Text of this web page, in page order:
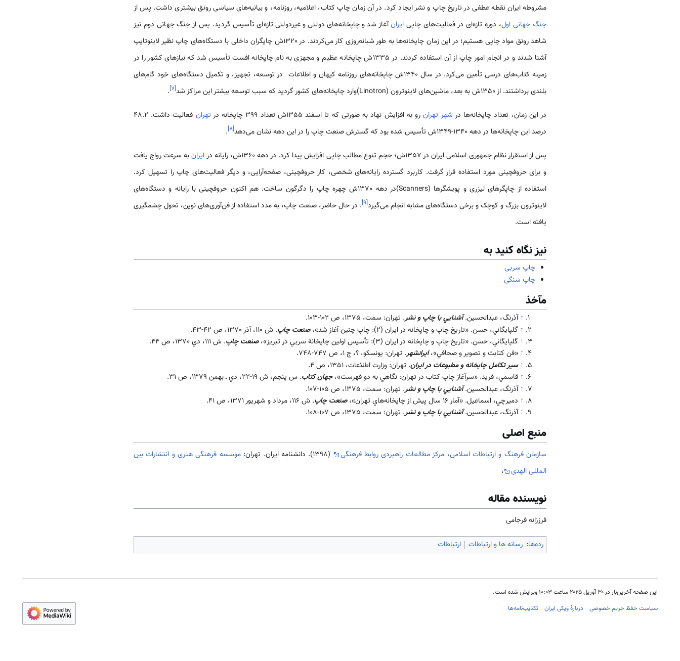
مشروطه ایران نقطه عطفی در تاریخ چاپ و نشر ایجاد کرد. در آن زمان چاپ کتاب، اعلامیه، روزنامه، و بیانیه‌های سیاسی رونق بیشتری داشت. پس از
جنگ جهانی اول، دوره تازه‌ای در فعالیت‌های چاپی ایرانآغاز شد و چاپخانه‌های دولتی و غیردولتی تازه‌ای تأسیس گردید. پس از جنگ جهانی دوم نیز
شاهد رونق مواد چاپی هستیم؛ در این زمان چاپخانه‌ها به طور شبانه‌روزی کار می‌کردند. در 1320ش چاپگران داخلی با دستگاه‌های چاپ نظیر لاینوتایپ
آشنا شدند و در انجام امور چاپ از آن استفاده کردند. در 1335ش چاپخانه عظیم و مجهزی به نام چاپخانه افست تأسیس شد که نیازهای کشور را در
زمینه کتاب‌های درسی تأمین می‌کرد. در سال 1340ش چاپخانه‌های روزنامه کیهان و اطلاعات در توسعه، تجهیز، و تکمیل دستگاه‌های خود گام‌های
بلندی برداشتند. از 1350ش به بعد، ماشین‌های لاینوترون (Linotron)وارد چاپخانه‌های کشور گردید که سبب توسعه بیشتر این مراکز شد
[۷]
.
در این زمان، تعداد چاپخانه‌ها در شهر تهرانرو به افزایش نهاد به صورتی که تا اسفند 1355ش تعداد 399 چاپخانه در تهران
فعالیت داشت. 48.2
درصد این چاپخانه‌ها در دهه 1340-1349ش تأسیس شده بود که گسترش صنعت چاپ را در این دهه نشان می‌دهد
[۸]
.
پس از استقرار نظام جمهوری اسلامی ایران در 1357ش؛ حجم تنوع مطالب چاپی افزایش پیدا کرد. در دهه 1360ش، رایانه در ایرانبه سرعت رواج یافت
و برای حروفچینی مورد استفاده قرار گرفت. کاربرد گسترده رایانه‌های شخصی، کار حروفچینی، صفحه‌آرایی، و دیگر فعالیت‌های چاپ را تسهیل کرد.
استفاده از چاپگرهای لیزری و پویشگرها (Scanners)در دهه 1370ش چهره چاپ را دگرگون ساخت. هم اکنون حروفچینی با رایانه و دستگاه‌های
لاینوترون بزرگ و کوچک و برخی دستگاه‌های مشابه انجام می‌گیرد[۹]. در حال حاضر، صنعت چاپ، به مدد استفاده از فن‌آوری‌های نوین، تحول چشمگیری
یافته است.
نیز نگاه کنید به
چاپ سربی
چاپ سنگی
مآخذ
↑ آذرنگ، عبدالحسين.آشنايي با چاپ و نشر. تهران: سمت، 1375، ص 102-103.
↑ گلپايگاني، حسن. «تاريخ چاپ و چاپخانه در ايران (2): چاپ چنين آغاز شد»، صنعت چاپ. ش 110، آذر 1370، ص 42-43.
↑ گلپايگاني، حسن. «تاريخ چاپ و چاپخانه در ايران (3): تأسيس اولين چاپخانة سربي در تبريز»، صنعت چاپ. ش 111، دي 1370، ص 44.
↑ «فن كتابت و تصوير و صحافي»،ايرانشهر. تهران: يونسكو، ؟، ج 1، ص 747-748.
↑ سير تكامل چاپخانه و مطبوعات در ايران. تهران: وزارت اطلاعات، 1351، ص 4.
↑ قاسمي، فريد. «سرآغاز چاپ كتاب در تهران: نگاهي به دو فهرست»،جهان كتاب. س پنجم، ش 19-22، دي ـ بهمن 1379، ص 31.
↑ آذرنگ، عبدالحسين.آشنايي با چاپ و نشر. تهران: سمت، 1375، ص 105-107.
↑ دميرچي، اسماعيل. «آمار 16 سال پيش از چاپخانه‌هاي تهران»، صنعت چاپ. ش 116، مرداد و شهريور 1371، ص 41.
↑ آذرنگ، عبدالحسين.آشنايي با چاپ و نشر. تهران: سمت، 1375، ص 107-108.
منبع اصلی
سازمان فرهنگ و ارتباطات اسلامی، مرکز مطالعات راهبردی روابط فرهنگی (1398). دانشنامه ایران. تهران:
موسسه فرهنگی هنری و انتشارات بین
المللی الهدی
،
نویسنده مقاله
فرززانه فرجامی
رده‌ها: رسانه ها و ارتباطات ارتباطات
این صفحه آخرین‌بار در ‏۳۰ آوریل ۲۰۲۵ ساعت ‏۱۰:۰۳ ویرایش شده است.
سیاست حفظ حریم خصوصی
دربارهٔ ویکی ایران تکذیب‌نامه‌ها